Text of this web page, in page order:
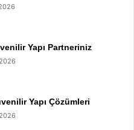
Yapı Partneriniz
Yapı Çözümleri